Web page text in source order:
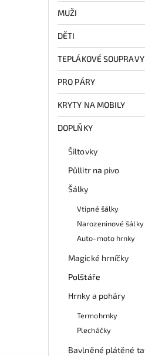
MUŽI
DĚTI
TEPLÁKOVÉ SOUPRAVY
PRO PÁRY
KRYTY NA MOBILY
DOPLŇKY
Šiltovky
Půllitr na pivo
Šálky
Vtipné šálky
Narozeninové šálky
Auto-moto hrnky
Magické hrníčky
Polštáře
Hrnky a poháry
Termohrnky
Plecháčky
Bavlněné plátěné